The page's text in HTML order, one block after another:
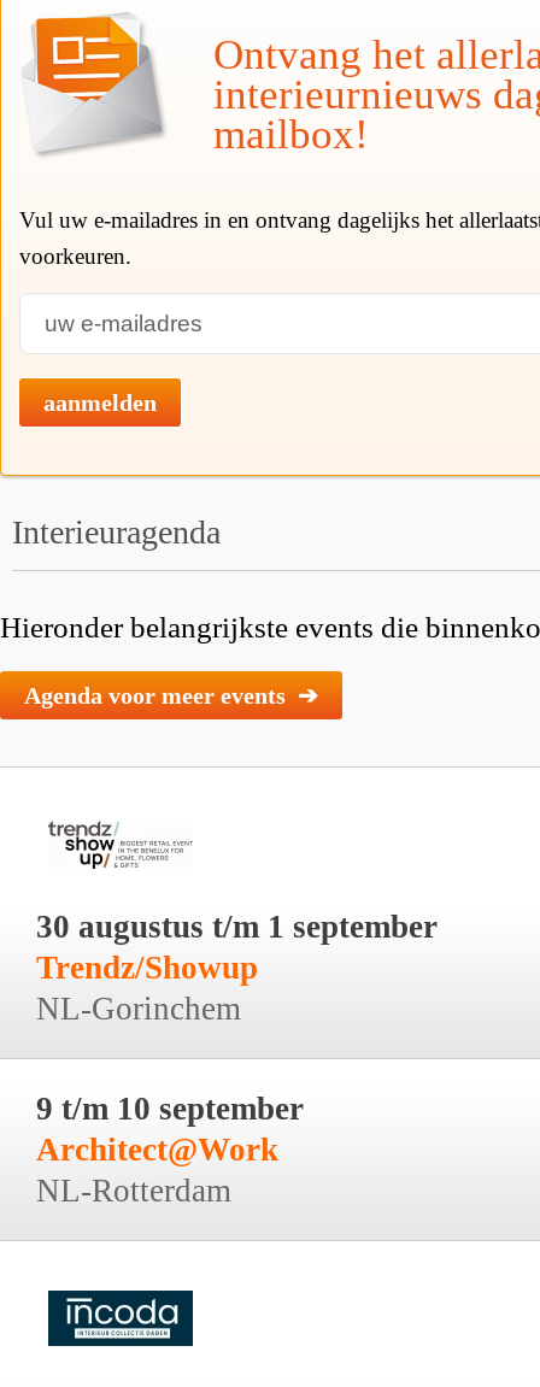
Ontvang het
interieurnieuws
mailbox!
Vul uw e-mailadres in en ontvang dagelijks het
voorkeuren.
aanmelden
Interieuragenda
Hieronder belangrijkste events die
Agenda voor meer events ➔
30 augustus t/m 1 september
Trendz/Showup
NL-Gorinchem
9 t/m 10 september
Architect@Work
NL-Rotterdam